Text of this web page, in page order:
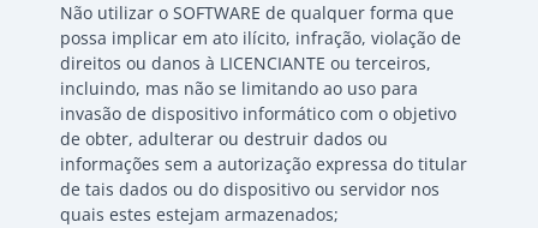
Não utilizar o SOFTWARE de qualquer forma que
possa implicar em ato ilícito, infração, violação de
direitos ou danos à LICENCIANTE ou terceiros,
incluindo, mas não se limitando ao uso para
invasão de dispositivo informático com o objetivo
de obter, adulterar ou destruir dados ou
informações sem a autorização expressa do titular
de tais dados ou do dispositivo ou servidor nos
quais estes estejam armazenados;